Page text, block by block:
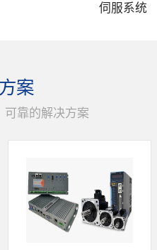
伺服系统
案
可靠的解决方案